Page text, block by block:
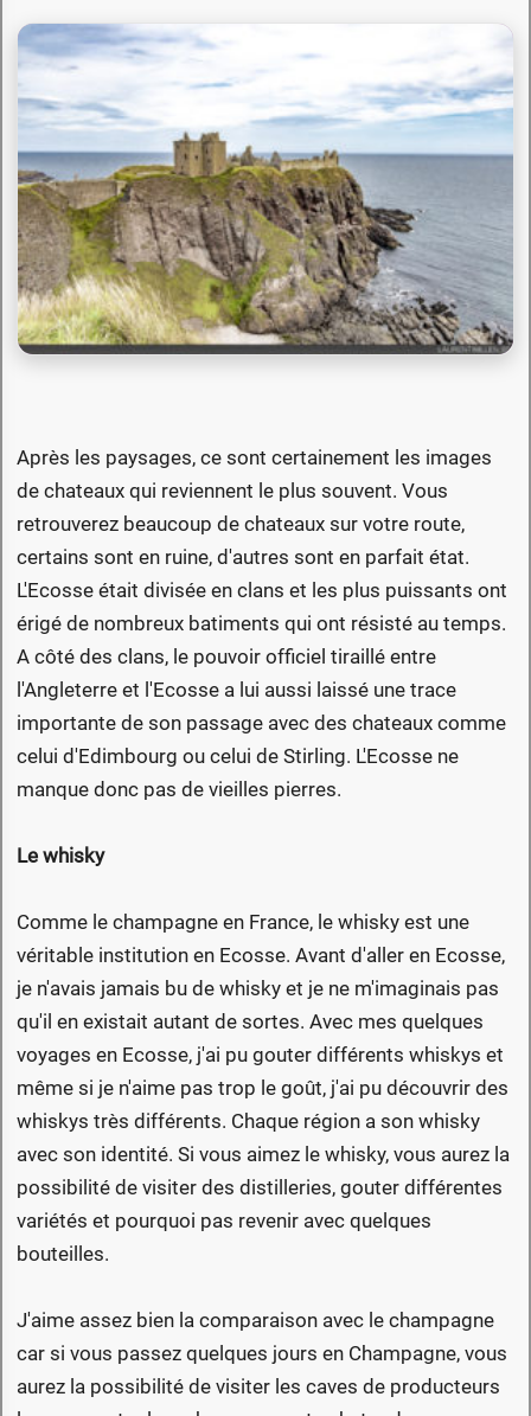
Après les paysages, ce sont certainement les images
de chateaux qui reviennent le plus souvent. Vous
retrouverez beaucoup de chateaux sur votre route,
certains sont en ruine, d'autres sont en parfait état.
L'Ecosse était divisée en clans et les plus puissants ont
érigé de nombreux batiments qui ont résisté au temps.
A côté des clans, le pouvoir officiel tiraillé entre
l'Angleterre et l'Ecosse a lui aussi laissé une trace
importante de son passage avec des chateaux comme
celui d'Edimbourg ou celui de Stirling. L'Ecosse ne
manque donc pas de vieilles pierres.
Le whisky
Comme le champagne en France, le whisky est une
véritable institution en Ecosse. Avant d'aller en Ecosse,
je n'avais jamais bu de whisky et je ne m'imaginais pas
qu'il en existait autant de sortes. Avec mes quelques
voyages en Ecosse, j'ai pu gouter différents whiskys et
même si je n'aime pas trop le goût, j'ai pu découvrir des
whiskys très différents. Chaque région a son whisky
avec son identité. Si vous aimez le whisky, vous aurez la
possibilité de visiter des distilleries, gouter différentes
variétés et pourquoi pas revenir avec quelques
bouteilles.
J'aime assez bien la comparaison avec le champagne
car si vous passez quelques jours en Champagne, vous
aurez la possibilité de visiter les caves de producteurs